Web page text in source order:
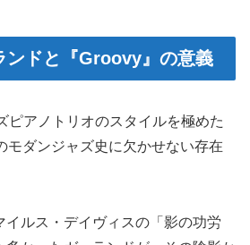
ンドと『Groovy』の意義
ピアノトリオのスタイルを極めた
モダンジャズ史に欠かせない存在
イルス・デイヴィスの「影の功労